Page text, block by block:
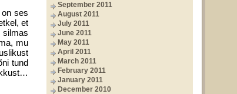
September 2011
August 2011
July 2011
June 2011
May 2011
April 2011
March 2011
February 2011
January 2011
December 2010
on ses
et
mu
tund